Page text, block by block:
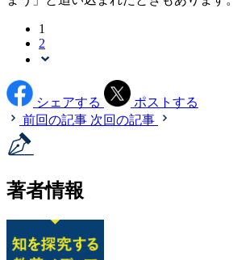
1
2
シェアする
ポストする
前回の記事 次回の記事
著者情報